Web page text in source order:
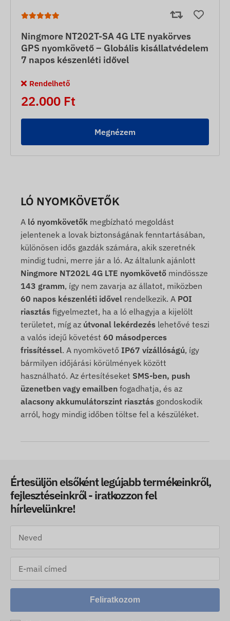
Ningmore NT202T-SA 4G LTE nyakörves
GPS nyomkövető – Globális kisállatvédelem
7 napos készenléti idővel
Rendelhető
22.000 Ft
Megnézem
LÓ NYOMKÖVETŐK
A ló nyomkövetők megbízható megoldást
jelentenek a lovak biztonságának fenntartásában,
különösen idős gazdák számára, akik szeretnék
mindig tudni, merre jár a ló. Az általunk ajánlott
Ningmore NT202L 4G LTE nyomkövető mindössze
143 gramm, így nem zavarja az állatot, miközben
60 napos készenléti idővel rendelkezik. A POI
riasztás figyelmeztet, ha a ló elhagyja a kijelölt
területet, míg az útvonal lekérdezés lehetővé teszi
a valós idejű követést 60 másodperces
frissítéssel. A nyomkövető IP67 vízállóságú, így
bármilyen időjárási körülmények között
használható. Az értesítéseket SMS-ben, push
üzenetben vagy emailben fogadhatja, és az
alacsony akkumulátorszint riasztás gondoskodik
arról, hogy mindig időben töltse fel a készüléket.
Értesüljön elsőként legújabb termékeinkről,
fejlesztéseinkről - iratkozzon fel
hírlevelünkre!
Feliratkozom